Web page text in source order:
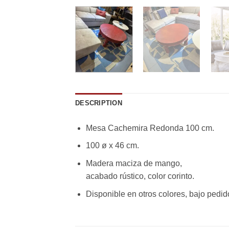
DESCRIPTION
Mesa Cachemira Redonda 100 cm.
100 ø x 46 cm.
Madera maciza de mango,
acabado rústico, color corinto.
Disponible en otros colores, bajo